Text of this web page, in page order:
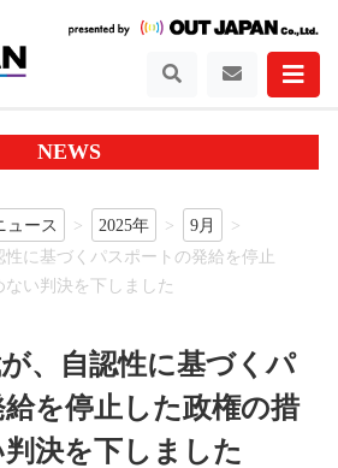
NEWS
ュース 2025年
9月
に基づくパスポートの発給を停止
い判決を下しました
、自認性に基づくパ
を停止した政権の措
決を下しました